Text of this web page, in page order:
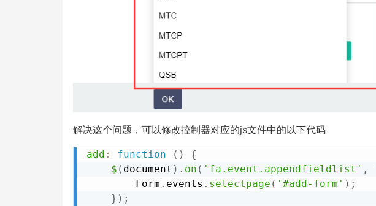
解决这个问题，可以修改控制器对应的js文件中的以下代码
add : function ( )
{
$ ( document ) . on ( 'fa.event.appendfieldlist' ,
        Form
. events . selectpage ( '#add-form' ) ;
} ) ;